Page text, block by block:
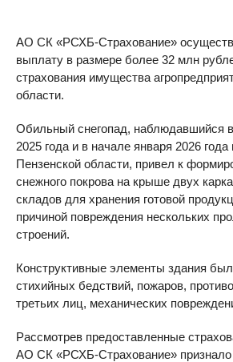
АО СК «РСХБ-Страхование»
выплату в размере более 32 млн
страхования имущества
области.
Обильный снегопад, наблюдавшийся
2025 года и в начале января 2026 года
Пензенской области, привел к
снежного покрова на крыше двух
складов для хранения готовой
причиной повреждения нескольких
строений.
Конструктивные элементы здания
стихийных бедствий, пожаров,
третьих лиц, механических
Рассмотрев предоставленные
АО СК «РСХБ-Страхование»